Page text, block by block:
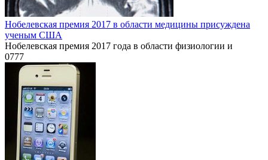
Нобелевская премия 2017 в области медицины присуждена
ученым США
Нобелевская премия 2017 года в области физиологии и
0777